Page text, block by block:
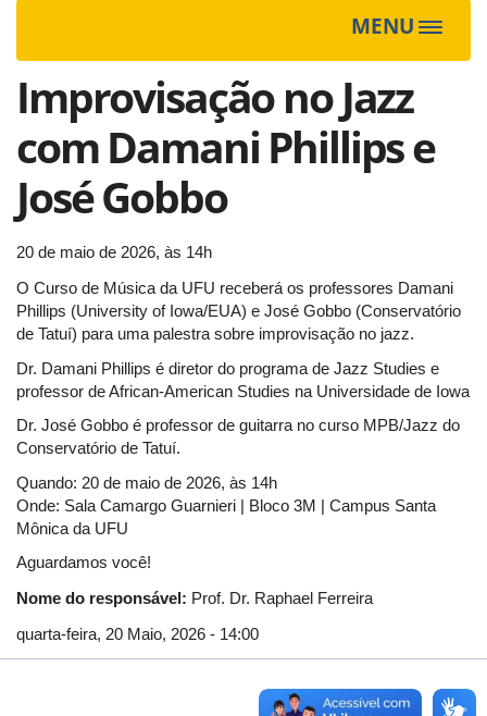
MENU
Toggle
Improvisação no Jazz
com Damani Phillips e
José Gobbo
20 de maio de 2026, às 14h
O Curso de Música da UFU receberá os professores Damani
Phillips (University of Iowa/EUA) e José Gobbo (Conservatório
de Tatuí) para uma palestra sobre improvisação no jazz.
Dr. Damani Phillips é diretor do programa de Jazz Studies e
professor de African-American Studies na Universidade de Iowa
Dr. José Gobbo é professor de guitarra no curso MPB/Jazz do
Conservatório de Tatuí.
Quando: 20 de maio de 2026, às 14h
Onde: Sala Camargo Guarnieri | Bloco 3M | Campus Santa
Mônica da UFU
Aguardamos você!
Nome do responsável: Prof. Dr. Raphael Ferreira
quarta-feira, 20 Maio, 2026 - 14:00